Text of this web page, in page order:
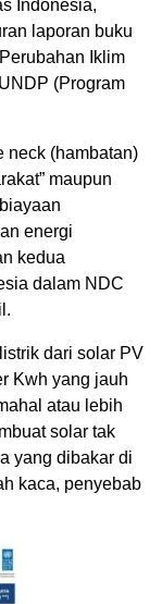
Indonesia,
laporan buku
Iklim
(Program
neck (hambatan)
maupun
energi
kedua
dalam NDC
dari solar PV
Kwh yang jauh
atau lebih
solar tak
yang dibakar di
kaca, penyebab